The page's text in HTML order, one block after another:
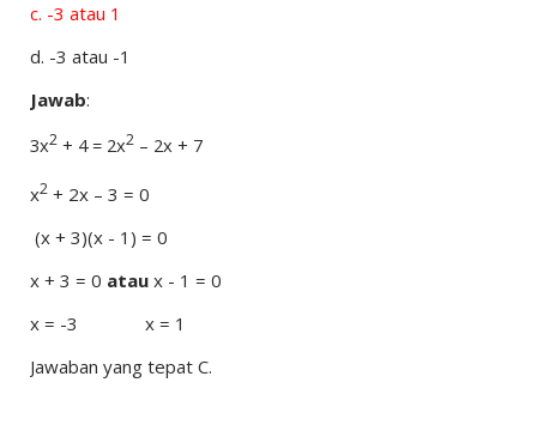
c. -3 atau 1
d. -3 atau -1
Jawab:
3x2+ 4 = 2x2– 2x + 7
x2+ 2x – 3 = 0
(x + 3)(x - 1) = 0
x + 3 = 0 atau x - 1 = 0
x = -3
x = 1
Jawaban yang tepat C.